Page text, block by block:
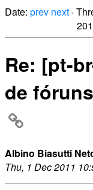
Date: prev next ·
Re: [pt-
de
Albino Biasutti
Thu, 1 Dec 2011